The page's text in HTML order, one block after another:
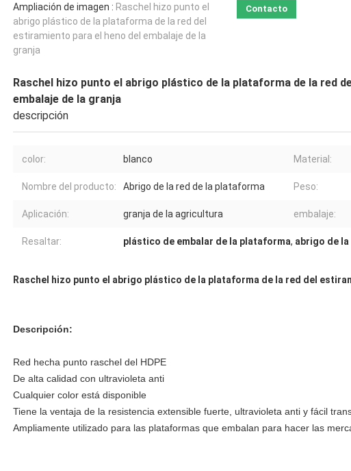
Ampliación de imagen : Raschel hizo punto el
abrigo plástico de la plataforma de la red del
estiramiento para el heno del embalaje de la
granja
Contacto
Raschel hizo punto el abrigo plástico de la plataforma de la red
embalaje de la granja
descripción
color: blanco Material:
Nombre del producto: Abrigo de la red de la plataforma Peso:
Aplicación: granja de la agricultura embalaje:
Resaltar: plástico de embalar de la plataforma, abrigo de
Raschel hizo punto el abrigo plástico de la plataforma de la red del
Descripción:
Red hecha punto raschel del HDPE
De alta calidad con ultravioleta anti
Cualquier color está disponible
Tiene la ventaja de la resistencia extensible fuerte, ultravioleta anti y fácil
Ampliamente utilizado para las plataformas que embalan para hacer las